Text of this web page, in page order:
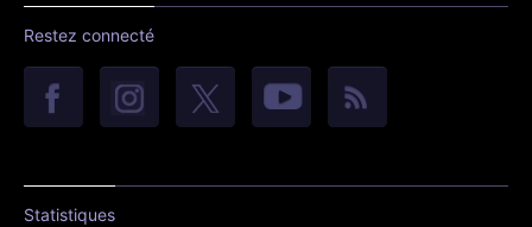
Restez connecté
Statistiques